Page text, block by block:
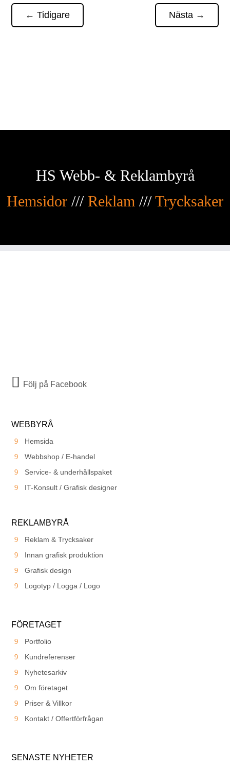
←Tidigare Nästa→
HS Webb- & Reklambyrå
Hemsidor /// Reklam ///Trycksaker
Följ på Facebook
WEBBYRÅ
Hemsida
Webbshop / E-handel
Service- & underhållspaket
IT-Konsult / Grafisk designer
REKLAMBYRÅ
Reklam & Trycksaker
Innan grafisk produktion
Grafisk design
Logotyp / Logga / Logo
FÖRETAGET
Portfolio
Kundreferenser
Nyhetesarkiv
Om företaget
Priser & Villkor
Kontakt / Offertförfrågan
SENASTE NYHETER